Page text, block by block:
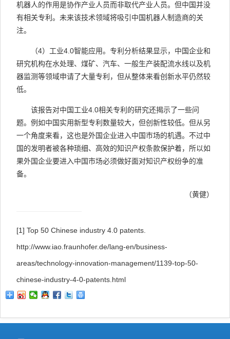
机器人的作用是协作产业人员而非取代产业人员。但中国并没
有相关专利。未来该技术领域将吸引中国机器人制造商的关
注。
（4）工业4.0智能应用。专利分析结果显示，中国企业和
研究机构在水处理、煤矿、汽车、一般生产装配流水线以及机
器监测等领域申请了大量专利，但从整体来看创新水平仍然较
低。
该报告对中国工业4.0相关专利的研究还揭示了一些问
题。例如中国实用新型专利数量较大，但创新性较低。但从另
一个角度来看，这也是外国企业进入中国市场的机遇。不过中
国的发明者被各种琐细、高效的知识产权条款保护着，所以如
果外国企业要进入中国市场必须做好面对知识产权纷争的准
备。
（黄健）
[1] Top 50 Chinese industry 4.0 patents.
http://www.iao.fraunhofer.de/lang-en/business-
areas/technology-innovation-management/1139-top-50-
chinese-industry-4-0-patents.html